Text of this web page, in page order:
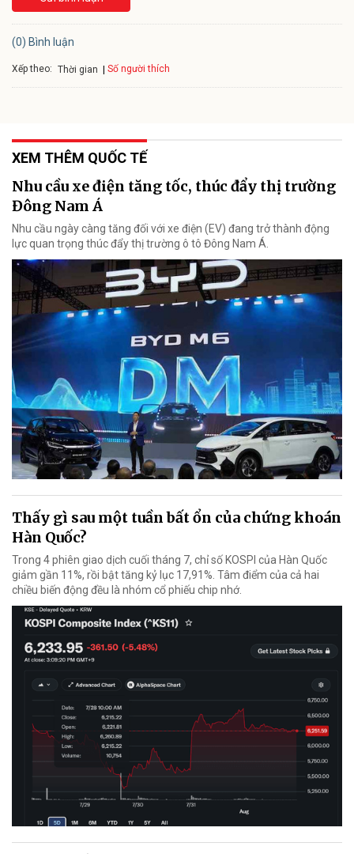
(0) Bình luận
Xếp theo: Thời gian Số người thích
XEM THÊM QUỐC TẾ
Nhu cầu xe điện tăng tốc, thúc đẩy thị trường
Đông Nam Á
Nhu cầu ngày càng tăng đối với xe điện (EV) đang trở thành động
lực quan trọng thúc đẩy thị trường ô tô Đông Nam Á.
Thấy gì sau một tuần bất ổn của chứng khoán
Hàn Quốc?
Trong 4 phiên giao dịch cuối tháng 7, chỉ số KOSPI của Hàn Quốc
giảm gần 11%, rồi bật tăng kỷ lục 17,91%. Tâm điểm của cả hai
chiều biến động đều là nhóm cổ phiếu chip nhớ.